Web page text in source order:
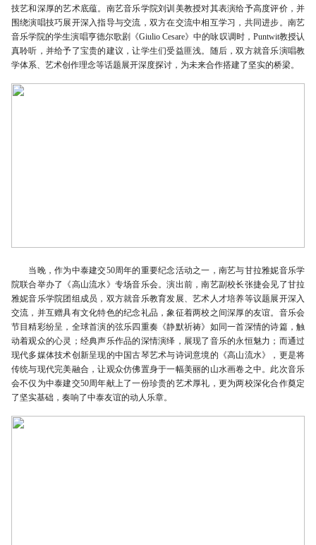
技艺和深厚的艺术底蕴。南艺音乐学院刘训美教授对其表演给予高度评价，并
围绕演唱技巧展开深入指导与交流，双方在交流中相互学习，共同进步。南艺
音乐学院的学生演唱亨德尔歌剧《Giulio Cesare》中的咏叹调时，Puntwit教授认
真聆听，并给予了宝贵的建议，让学生们受益匪浅。随后，双方就音乐演唱教
学体系、艺术创作理念等话题展开深度探讨，为未来合作搭建了坚实的桥梁。
当晚，作为中泰建交50周年的重要纪念活动之一，南艺与甘拉雅妮音乐学
院联合举办了《高山流水》专场音乐会。演出前，南艺副校长张捷会见了甘拉
雅妮音乐学院团组成员，双方就音乐教育发展、艺术人才培养等议题展开深入
交流，并互赠具有文化特色的纪念礼品，象征着两校之间深厚的友谊。音乐会
节目精彩纷呈，全球首演的弦乐四重奏《静默祈祷》如同一首深情的诗篇，触
动着观众的心灵；经典声乐作品的深情演绎，展现了音乐的永恒魅力；而通过
现代多媒体技术创新呈现的中国古琴艺术与诗词意境的《高山流水》，更是将
传统与现代完美融合，让观众仿佛置身于一幅美丽的山水画卷之中。此次音乐
会不仅为中泰建交50周年献上了一份珍贵的艺术厚礼，更为两校深化合作奠定
了坚实基础，奏响了中泰友谊的动人乐章。